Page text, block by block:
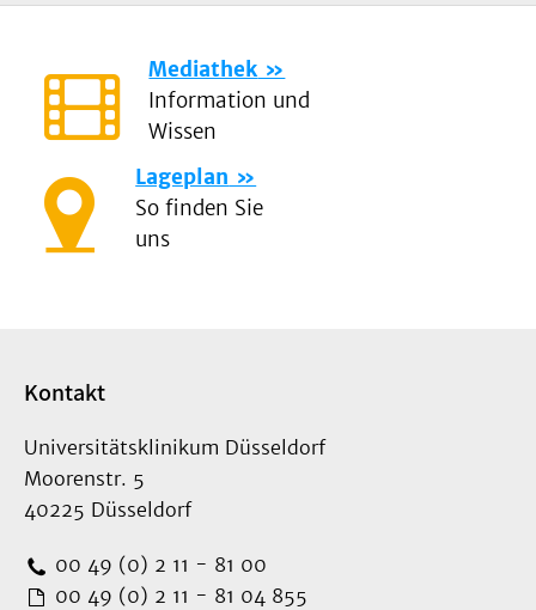
Mediathek
Information und
Wissen
Lageplan
So finden Sie
uns
Kontakt
Universitätsklinikum Düsseldorf
Moorenstr. 5
40225 Düsseldorf
00 49 (0) 2 11 - 81 00
00 49 (0) 2 11 - 81 04 855